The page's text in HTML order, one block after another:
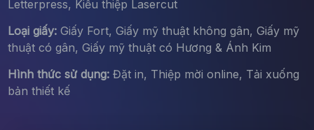
Letterpress, Kiểu thiệp Lasercut
Loại giấy:Giấy Fort, Giấy mỹ thuật không gân, Giấy mỹ
thuật có gân, Giấy mỹ thuật có Hương & Ánh Kim
Hình thức sử dụng:Đặt in, Thiệp mời online, Tải xuống
bản thiết kế